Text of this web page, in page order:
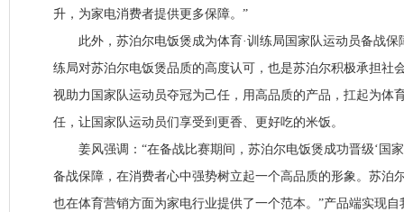
升，为家电消费者提供更多保障。”
此外，苏泊尔电饭煲成为体育·训练局国家队运动员备战保
练局对苏泊尔电饭煲品质的高度认可，也是苏泊尔积极承担社
视助力国家队运动员夺冠为己任，用高品质的产品，扛起为体
任，让国家队运动员们享受到更香、更好吃的米饭。
姜风强调：“在备战比赛期间，苏泊尔电饭煲成功晋级‘国家
备战保障，在消费者心中强势树立起一个高品质的形象。苏泊
也在体育营销方面为家电行业提供了一个范本。”产品端实现